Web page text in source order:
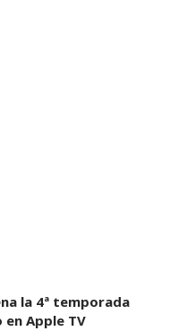
la 4ª temporada
en Apple TV